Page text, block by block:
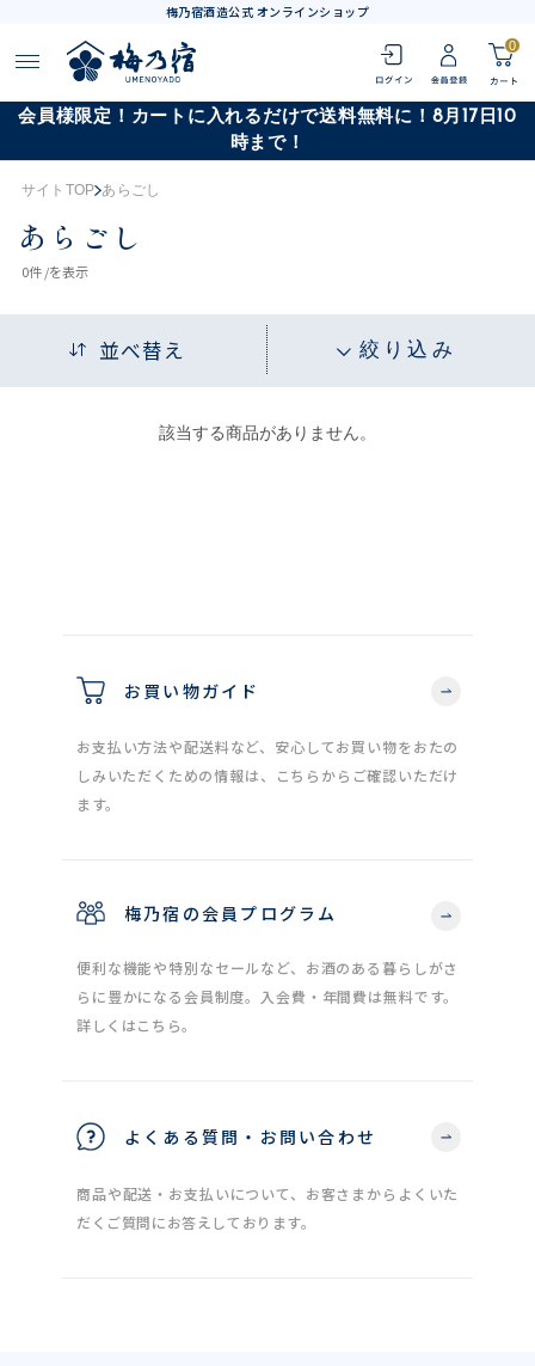
梅乃宿酒造公式 オンラインショップ
0
会員様限定！カートに入れるだけで送料無料に！8月17日10
時まで！
サイトTOP あらごし
あらごし
0件 /を表示
並べ替え 絞り込み
該当する商品がありません。
お買い物ガイド
お支払い方法や配送料など、安心してお買い物をおたの
しみいただくための情報は、こちらからご確認いただけ
ます。
梅乃宿の会員プログラム
便利な機能や特別なセールなど、お酒のある暮らしがさ
らに豊かになる会員制度。入会費・年間費は無料です。
詳しくはこちら。
よくある質問・お問い合わせ
商品や配送・お支払いについて、お客さまからよくいた
だくご質問にお答えしております。